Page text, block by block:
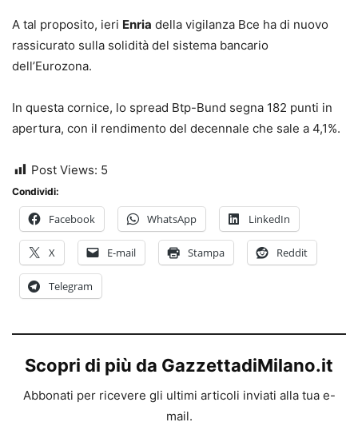
A tal proposito, ieri Enria della vigilanza Bce ha di nuovo
rassicurato sulla solidità del sistema bancario
dell’Eurozona.
In questa cornice, lo spread Btp-Bund segna 182 punti in
apertura, con il rendimento del decennale che sale a 4,1%.
Post Views: 5
Condividi:
Facebook WhatsApp LinkedIn
X E-mail Stampa Reddit
Telegram
Scopri di più da GazzettadiMilano.it
Abbonati per ricevere gli ultimi articoli inviati alla tua e-
mail.